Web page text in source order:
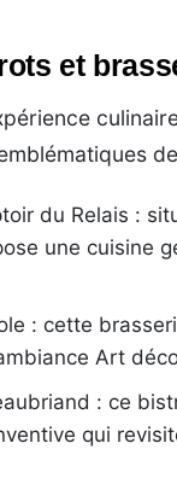
et
du Relais :
une cuisine
: cette
Art
: ce
qui